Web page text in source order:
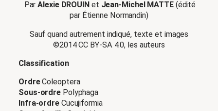
ParAlexie DROUIN et Jean-Michel MATTE (édité
par Étienne Normandin)
Sauf quand autrement indiqué, texte et images
©2014 CC BY-SA 4.0, les auteurs
Classification
OrdreColeoptera
Sous-ordre Polyphaga
Infra-ordreCucujiformia